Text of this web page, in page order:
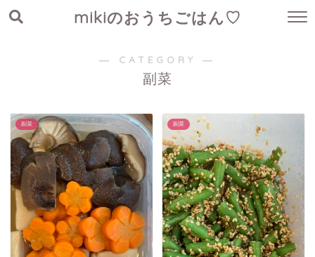
mikiのおうちごはん♡
― CATEGORY ―
副菜
副菜 副菜